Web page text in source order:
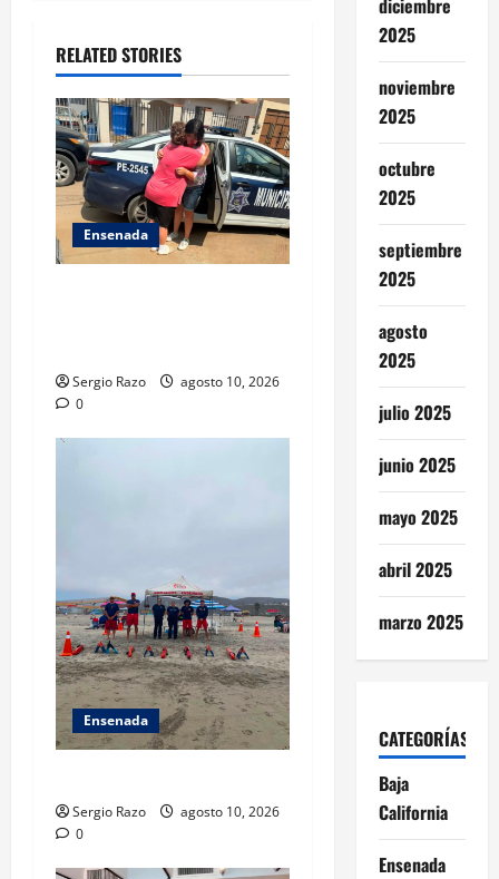
i
o
n
RELATED STORIES
Ensenada
Sergio Razo
agosto 10, 2026
0
Ensenada
Sergio Razo
agosto 10, 2026
0
diciembre
2025
noviembre
2025
octubre
2025
septiembre
2025
agosto
2025
julio 2025
junio 2025
mayo 2025
abril 2025
marzo 2025
CATEGORÍAS
Baja
California
Ensenada